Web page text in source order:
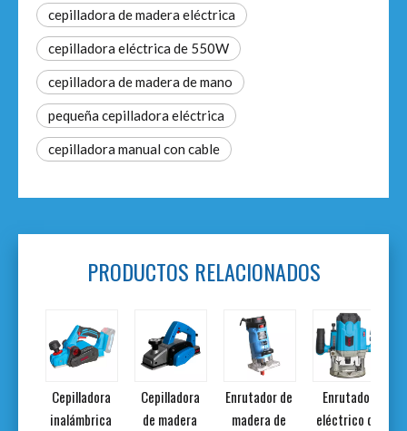
cepilladora de madera eléctrica
cepilladora eléctrica de 550W
cepilladora de madera de mano
pequeña cepilladora eléctrica
cepilladora manual con cable
PRODUCTOS RELACIONADOS
Cepilladora
inalámbrica
Cepilladora
de madera
Enrutador de
madera de
Enrutador
eléctrico de